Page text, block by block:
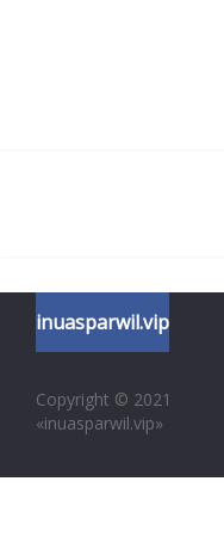
inuasparwil.vip
Copyright © 2021
«inuasparwil.vip»